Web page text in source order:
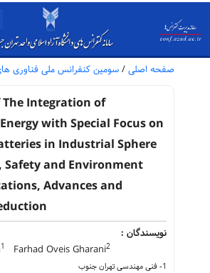
صفحه اصلی / سومین کنفرانس ملی فناوری
The Integration of
with Special Focus on
in Industrial Sphere
Safety and Environment
Advances and
نویسندگان :
1 Farhad Oveis Gharani2
1- فنی مهندسی تهران جنوب